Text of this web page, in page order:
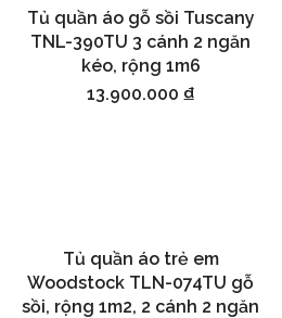
Thêm vào giỏ hàng
Tủ quần áo gỗ sồi Tuscany
TNL-390TU 3 cánh 2 ngăn
kéo, rộng 1m6
13.900.000 ₫
Thêm vào giỏ hàng
Tủ quần áo trẻ em
Woodstock TLN-074TU gỗ
sồi, rộng 1m2, 2 cánh 2 ngăn